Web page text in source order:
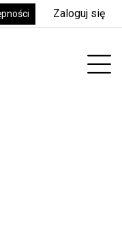
Zaloguj się